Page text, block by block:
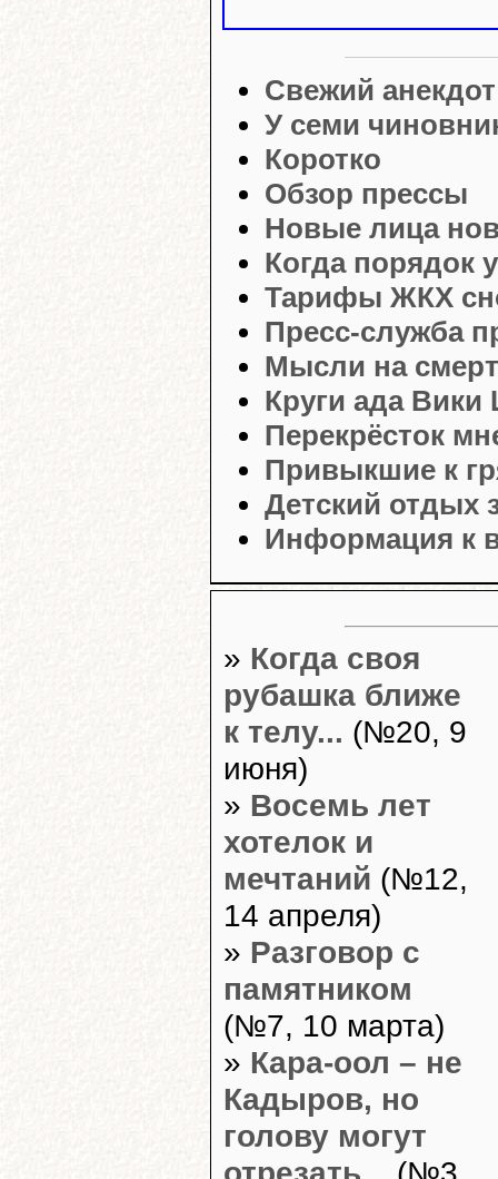
Свежий анекдот
У семи
Коротко
Обзор прессы
Новые лица
Когда порядок
Тарифы ЖКХ
Пресс-служба
Мысли на
Круги ада
Перекрёсток
Привыкшие к
Детский отдых
Информация к
» Когда своя
рубашка ближе
к телу... (№20, 9
июня)
» Восемь лет
хотелок и
мечтаний (№12,
14 апреля)
» Разговор с
памятником
(№7, 10 марта)
» Кара-оол – не
Кадыров, но
голову могут